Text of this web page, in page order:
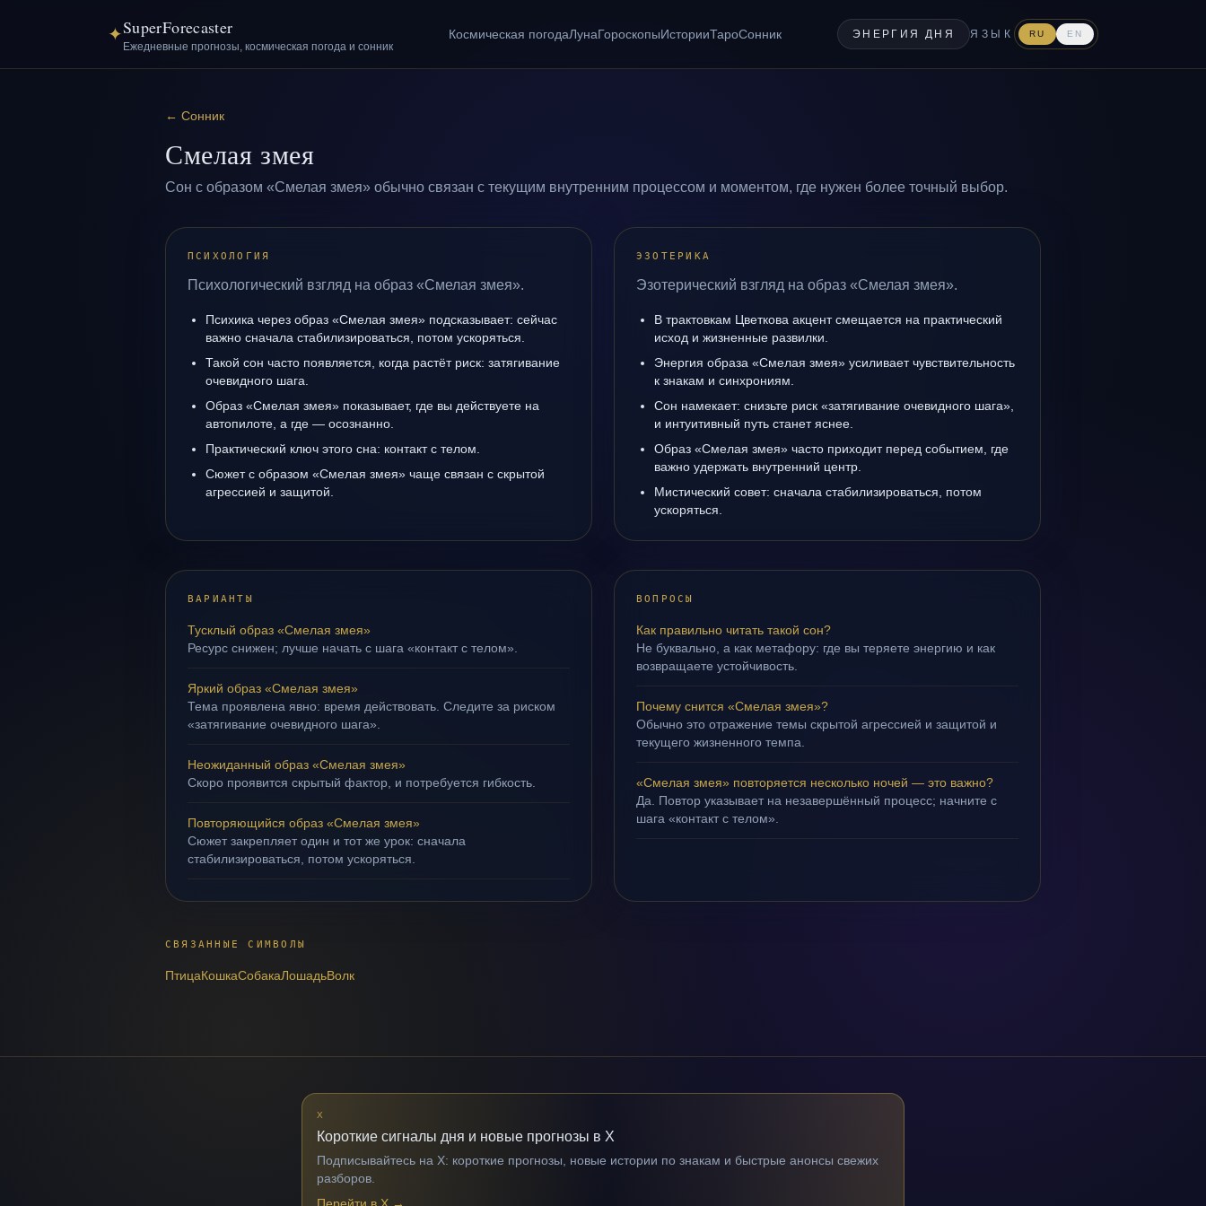
✦SuperForecaster
Ежедневные прогнозы, космическая погода и сонник
Космическая погодаЛунаГороскопыИсторииТароСонник ЭНЕРГИЯ ДНЯ ЯЗЫК RU EN
← Сонник
Смелая змея
Сон с образом «Смелая змея» обычно связан с текущим внутренним процессом и моментом, где нужен более точный выбор.
ПСИХОЛОГИЯ
Психологический взгляд на образ «Смелая змея».
Психика через образ «Смелая змея» подсказывает: сейчас
важно сначала стабилизироваться, потом ускоряться.
Такой сон часто появляется, когда растёт риск: затягивание
очевидного шага.
Образ «Смелая змея» показывает, где вы действуете на
автопилоте, а где — осознанно.
Практический ключ этого сна: контакт с телом.
Сюжет с образом «Смелая змея» чаще связан с скрытой
агрессией и защитой.
ЭЗОТЕРИКА
Эзотерический взгляд на образ «Смелая змея».
В трактовкам Цветкова акцент смещается на практический
исход и жизненные развилки.
Энергия образа «Смелая змея» усиливает чувствительность
к знакам и синхрониям.
Сон намекает: снизьте риск «затягивание очевидного шага»,
и интуитивный путь станет яснее.
Образ «Смелая змея» часто приходит перед событием, где
важно удержать внутренний центр.
Мистический совет: сначала стабилизироваться, потом
ускоряться.
ВАРИАНТЫ
Тусклый образ «Смелая змея»
Ресурс снижен; лучше начать с шага «контакт с телом».
Яркий образ «Смелая змея»
Тема проявлена явно: время действовать. Следите за риском
«затягивание очевидного шага».
Неожиданный образ «Смелая змея»
Скоро проявится скрытый фактор, и потребуется гибкость.
Повторяющийся образ «Смелая змея»
Сюжет закрепляет один и тот же урок: сначала
стабилизироваться, потом ускоряться.
ВОПРОСЫ
Как правильно читать такой сон?
Не буквально, а как метафору: где вы теряете энергию и как
возвращаете устойчивость.
Почему снится «Смелая змея»?
Обычно это отражение темы скрытой агрессией и защитой и
текущего жизненного темпа.
«Смелая змея» повторяется несколько ночей — это важно?
Да. Повтор указывает на незавершённый процесс; начните с
шага «контакт с телом».
СВЯЗАННЫЕ СИМВОЛЫ
ПтицаКошкаСобакаЛошадьВолк
X
Короткие сигналы дня и новые прогнозы в X
Подписывайтесь на X: короткие прогнозы, новые истории по знакам и быстрые анонсы свежих
разборов.